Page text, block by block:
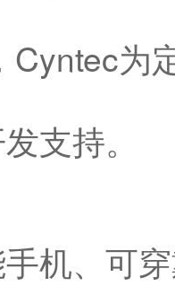
Cyntec为
支持。
机、可